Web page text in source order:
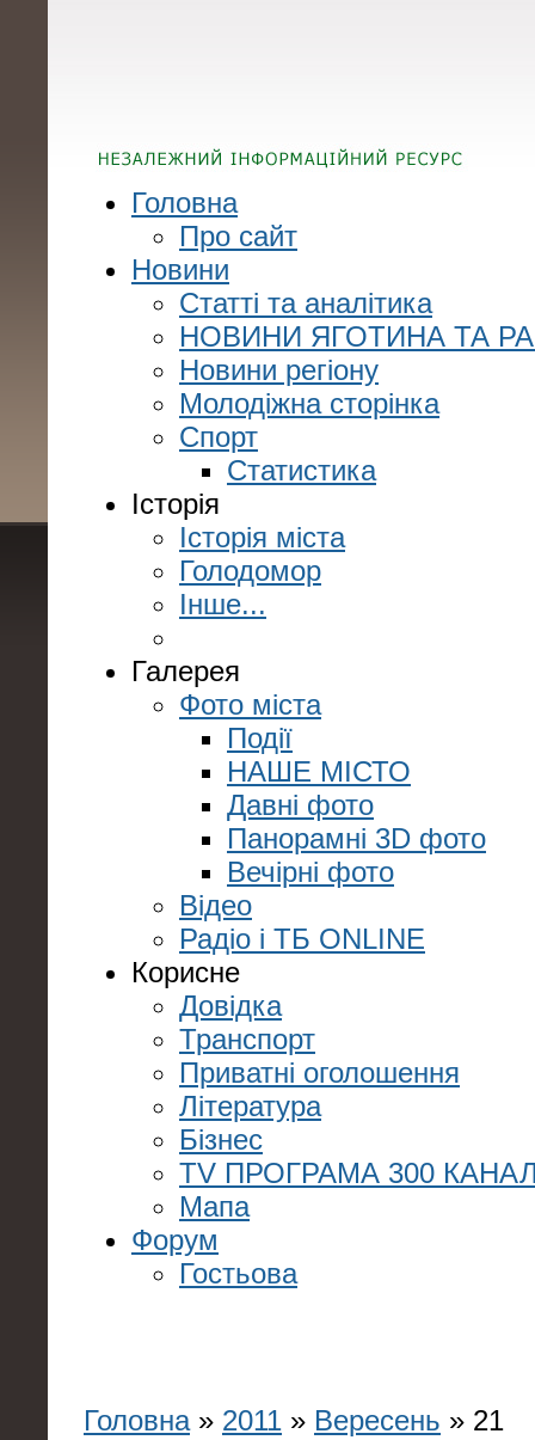
Головна
Про сайт
Новини
Статті та аналітика
НОВИНИ ЯГОТИНА ТА
Новини регіону
Молодіжна сторінка
Спорт
Статистика
Історія
Історія міста
Голодомор
Інше...
Галерея
Фото міста
Події
НАШЕ МІСТО
Давні фото
Панорамні 3D фото
Вечірні фото
Відео
Радіо і ТБ ONLINE
Корисне
Довідка
Транспорт
Приватні оголошення
Література
Бізнес
TV ПРОГРАМА 300
Мапа
Форум
Гостьова
Головна» 2011 » Вересень » 21